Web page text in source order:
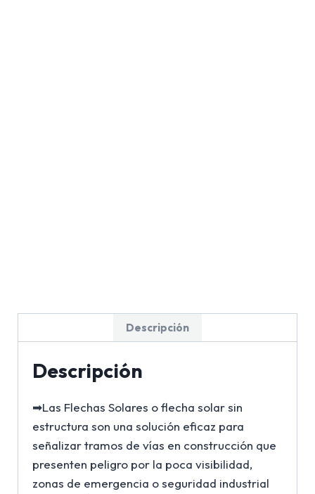
Descripción
Descripción
➡Las Flechas Solares o flecha solar sin
estructura son una solución eficaz para
señalizar tramos de vías en construcción que
presenten peligro por la poca visibilidad,
zonas de emergencia o seguridad industrial